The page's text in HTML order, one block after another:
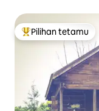
Pilihan utama
Pilihan tetamu